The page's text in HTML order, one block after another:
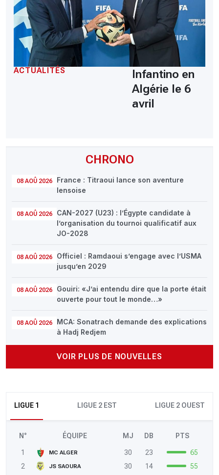
CHRONO
08 AOÛ 2026
France : Titraoui lance son aventure
lensoise
08 AOÛ 2026
CAN-2027 (U23) : l’Égypte candidate à
l’organisation du tournoi qualificatif aux
JO-2028
08 AOÛ 2026
Officiel : Ramdaoui s’engage avec l’USMA
jusqu’en 2029
08 AOÛ 2026
Gouiri: «J’ai entendu dire que la porte était
ouverte pour tout le monde…»
08 AOÛ 2026
MCA: Sonatrach demande des explications
à Hadj Redjem
VOIR PLUS DE NOUVELLES
LIGUE 1 LIGUE 2 EST LIGUE 2 OUEST
N° ÉQUIPE MJ DB PTS
1 MC ALGER 30 23
65
2
JS SAOURA 30 14
55
ACTUALITÉS
Infantino en
Algérie le 6
avril